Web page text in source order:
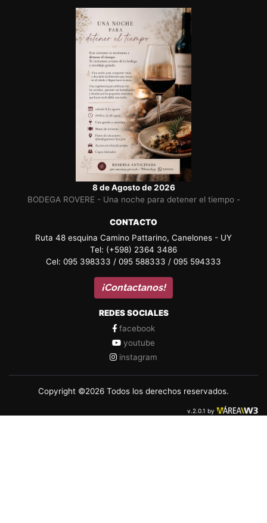
8 de Agosto de 2026
BODEGA ROVERE - Una noche para detener el tiempo -
CONTACTO
Ruta 48 esquina Camino Pattarino, Canelones - UY
Tel: (+598) 2364 3486
Cel: 095 398333 / 095 588333 / 095 594333
¡Contactanos!
REDES SOCIALES
facebook
youtube
instagram
Copyright ©2026 Todos los derechos reservados.
v.2.0.1 by